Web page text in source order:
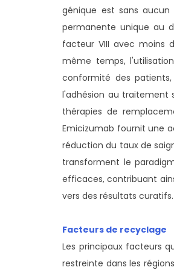
génique est sans
permanente unique au
facteur VIII avec moins
même temps,
conformité des
l'adhésion au traitement
thérapies de
Emicizumab fournit une
réduction du taux de
transforment le
efficaces, contribuant
vers des résultats curatifs.
Facteurs de recyclage
Les principaux facteurs
restreinte dans les